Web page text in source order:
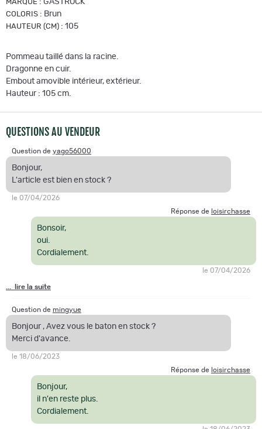
MARQUE
COLORIS : Brun
HAUTEUR (CM) : 105
Pommeau taillé dans la racine.
Dragonne en cuir.
Embout amovible intérieur, extérieur.
Hauteur : 105 cm.
QUESTIONS AU VENDEUR
Question de yago56000
Bonjour,
L'article est bien en stock ?
le 07/04/2026
Réponse de loisirchasse
Bonsoir,
oui.
Cordialement.
le 07/04/2026
... lire la suite
Question de mingyue
Bonjour , Avez vous le baton en stock ?
Merci d'avance.
le 18/06/2023
Réponse de loisirchasse
Bonjour,
il n'en reste plus.
Cordialement.